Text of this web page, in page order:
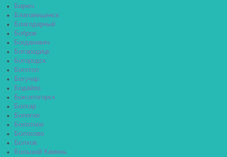
Бирюч
Благовещенск
Благодарный
Бобров
Богданович
Богородицк
Богородск
Боготол
Богучар
Бодайбо
Бокситогорск
Болгар
Бологое
Болотное
Болохово
Болхов
Большой Камень